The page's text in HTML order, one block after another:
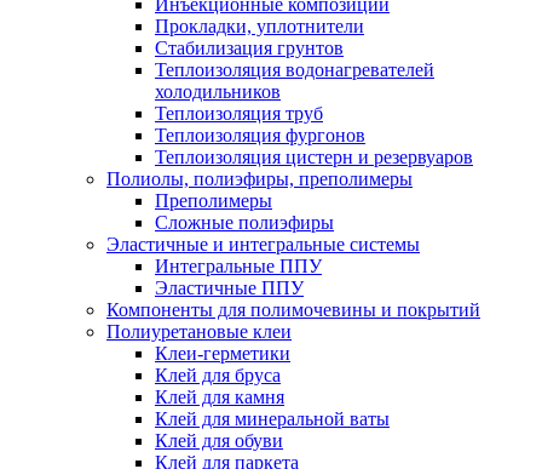
Инъекционные композиции
Прокладки, уплотнители
Стабилизация грунтов
Теплоизоляция водонагревателей
холодильников
Теплоизоляция труб
Теплоизоляция фургонов
Теплоизоляция цистерн и резервуаров
Полиолы, полиэфиры, преполимеры
Преполимеры
Сложные полиэфиры
Эластичные и интегральные системы
Интегральные ППУ
Эластичные ППУ
Компоненты для полимочевины и покрытий
Полиуретановые клеи
Клеи-герметики
Клей для бруса
Клей для камня
Клей для минеральной ваты
Клей для обуви
Клей для паркета